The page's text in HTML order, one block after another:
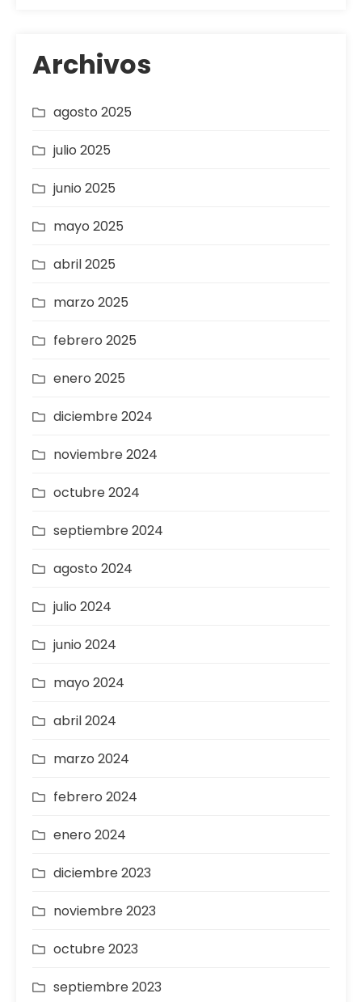
Archivos
agosto 2025
julio 2025
junio 2025
mayo 2025
abril 2025
marzo 2025
febrero 2025
enero 2025
diciembre 2024
noviembre 2024
octubre 2024
septiembre 2024
agosto 2024
julio 2024
junio 2024
mayo 2024
abril 2024
marzo 2024
febrero 2024
enero 2024
diciembre 2023
noviembre 2023
octubre 2023
septiembre 2023